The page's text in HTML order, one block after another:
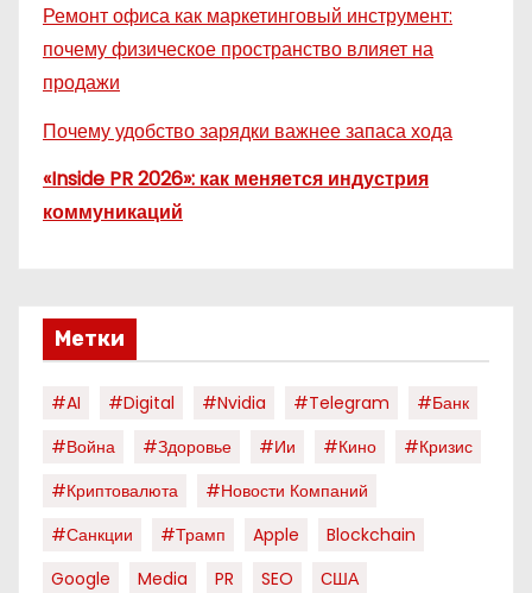
Ремонт офиса как маркетинговый инструмент:
почему физическое пространство влияет на
продажи
Почему удобство зарядки важнее запаса хода
«Inside PR 2026»: как меняется индустрия
коммуникаций
Метки
#AI #digital #nvidia #telegram
#банк
#война
#здоровье #ии #кино
#кризис
#криптовалюта
#новости Компаний
#санкции
#трамп Apple
Blockchain
Google
Media PR SEO
США